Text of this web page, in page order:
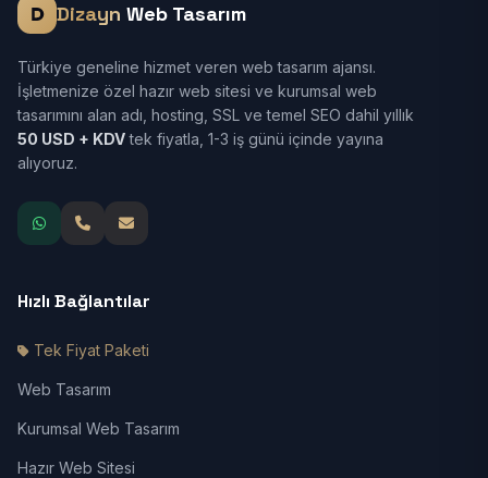
Dizayn Web Tasarım
Türkiye geneline hizmet veren web tasarım ajansı.
İşletmenize özel hazır web sitesi ve kurumsal web
tasarımını alan adı, hosting, SSL ve temel SEO dahil yıllık
50 USD + KDVtek fiyatla, 1-3 iş günü içinde yayına
alıyoruz.
Hızlı Bağlantılar
Tek Fiyat Paketi
Web Tasarım
Kurumsal Web Tasarım
Hazır Web Sitesi